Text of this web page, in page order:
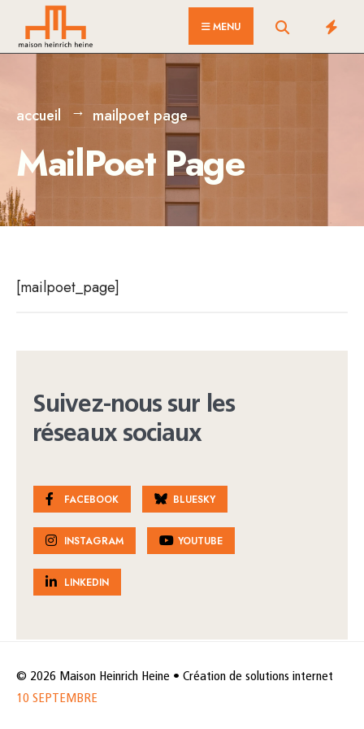
MENU
accueil mailpoet page
MailPoet Page
[mailpoet_page]
Suivez-nous sur les
réseaux sociaux
FACEBOOK BLUESKY
INSTAGRAM YOUTUBE
LINKEDIN
© 2026 Maison Heinrich Heine • Création de solutions internet
10 SEPTEMBRE